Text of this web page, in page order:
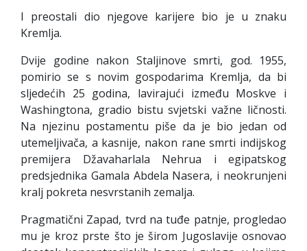
I preostali dio njegove karijere bio je u znaku
Kremlja.
Dvije godine nakon Staljinove smrti, god. 1955,
pomirio se s novim gospodarima Kremlja, da bi
sljedećih 25 godina, lavirajući između Moskve i
Washingtona, gradio bistu svjetski važne ličnosti.
Na njezinu postamentu piše da je bio jedan od
utemeljivača, a kasnije, nakon rane smrti indijskog
premijera Džavaharlala Nehrua i egipatskog
predsjednika Gamala Abdela Nasera, i neokrunjeni
kralj pokreta nesvrstanih zemalja.
Pragmatični Zapad, tvrd na tuđe patnje, progledao
mu je kroz prste što je širom Jugoslavije osnovao